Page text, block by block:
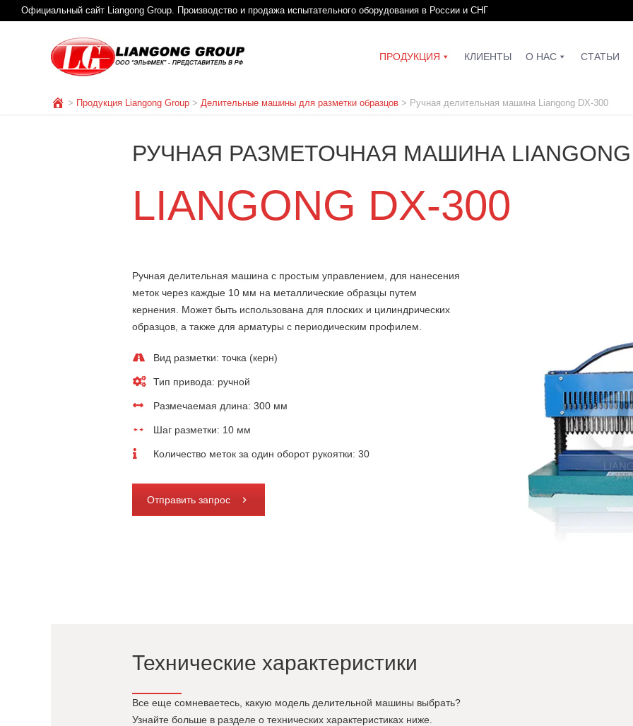
Официальный сайт Liangong Group. Производство и продажа испытательного оборудования в России и СНГ
ПРОДУКЦИЯ КЛИЕНТЫ О НАС СТАТЬИ
> Продукция Liangong Group > Делительные машины для разметки образцов > Ручная делительная машина Liangong DX-300
РУЧНАЯ РАЗМЕТОЧНАЯ МАШИНА LIANGONG
LIANGONG DX-300
Ручная делительная машина с простым управлением, для нанесения
меток через каждые 10 мм на металлические образцы путем
кернения. Может быть использована для плоских и цилиндрических
образцов, а также для арматуры с периодическим профилем.
Вид разметки: точка (керн)
Тип привода: ручной
Размечаемая длина: 300 мм
Шаг разметки: 10 мм
Количество меток за один оборот рукоятки: 30
Отправить запрос
Технические характеристики
Все еще сомневаетесь, какую модель делительной машины выбрать?
Узнайте больше в разделе о технических характеристиках ниже.